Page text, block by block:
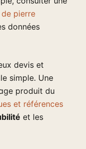
pierre
données
devis et
simple. Une
produit du
et références
et les